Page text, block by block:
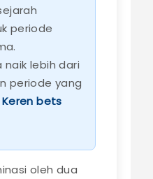
periode
naik lebih dari
periode yang
Keren bets
oleh dua